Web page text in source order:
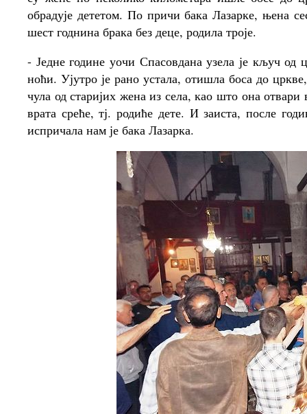
обрадује дететом. По причи бака Лазарке, њена
шест годнина брака без деце, родила троје.
- Једне године уочи Спасовдана узела је кључ од
ноћи. Ујутро је рано устала, отишла боса до
чула од старијих жена из села, као што она
врата среће, тј. родиће дете. И заиста, после
испричала нам је бака Лазарка.